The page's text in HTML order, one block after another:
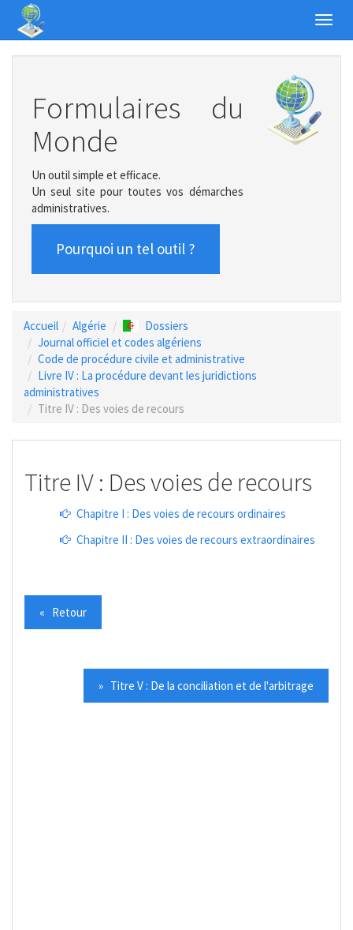
Formulaires du
Monde
Un outil simple et efficace.
Un seul site pour toutes vos démarches
administratives.
Pourquoi un tel outil ?
Accueil Algérie
Dossiers
Journal officiel et codes algériens
Code de procédure civile et administrative
Livre IV : La procédure devant les juridictions
administratives
Titre IV : Des voies de recours
Titre IV : Des voies de recours
Chapitre I : Des voies de recours ordinaires
Chapitre II : Des voies de recours extraordinaires
« Retour
» Titre V : De la conciliation et de l'arbitrage